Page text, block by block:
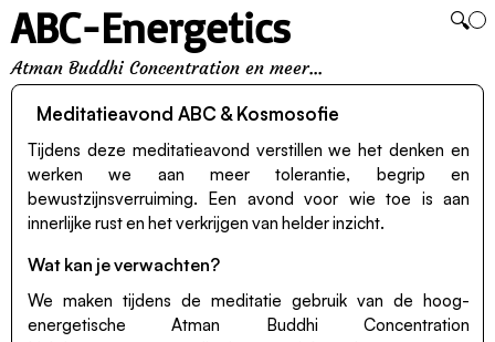
🔍
ABC-Energetics
Atman Buddhi Concentration en meer...
Meditatieavond ABC & Kosmosofie
Tijdens deze meditatieavond verstillen we het denken en
werken we aan meer tolerantie, begrip en
bewustzijnsverruiming. Een avond voor wie toe is aan
innerlijke rust en het verkrijgen van helder inzicht.
Wat kan je verwachten?
We maken tijdens de meditatie gebruik van de hoog-
energetische Atman Buddhi Concentration